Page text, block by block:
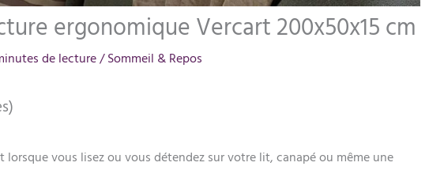
ergonomique Vercart 200x50x15 cm
de lecture/Sommeil & Repos
vous lisez ou vous détendez sur votre lit, canapé ou même une